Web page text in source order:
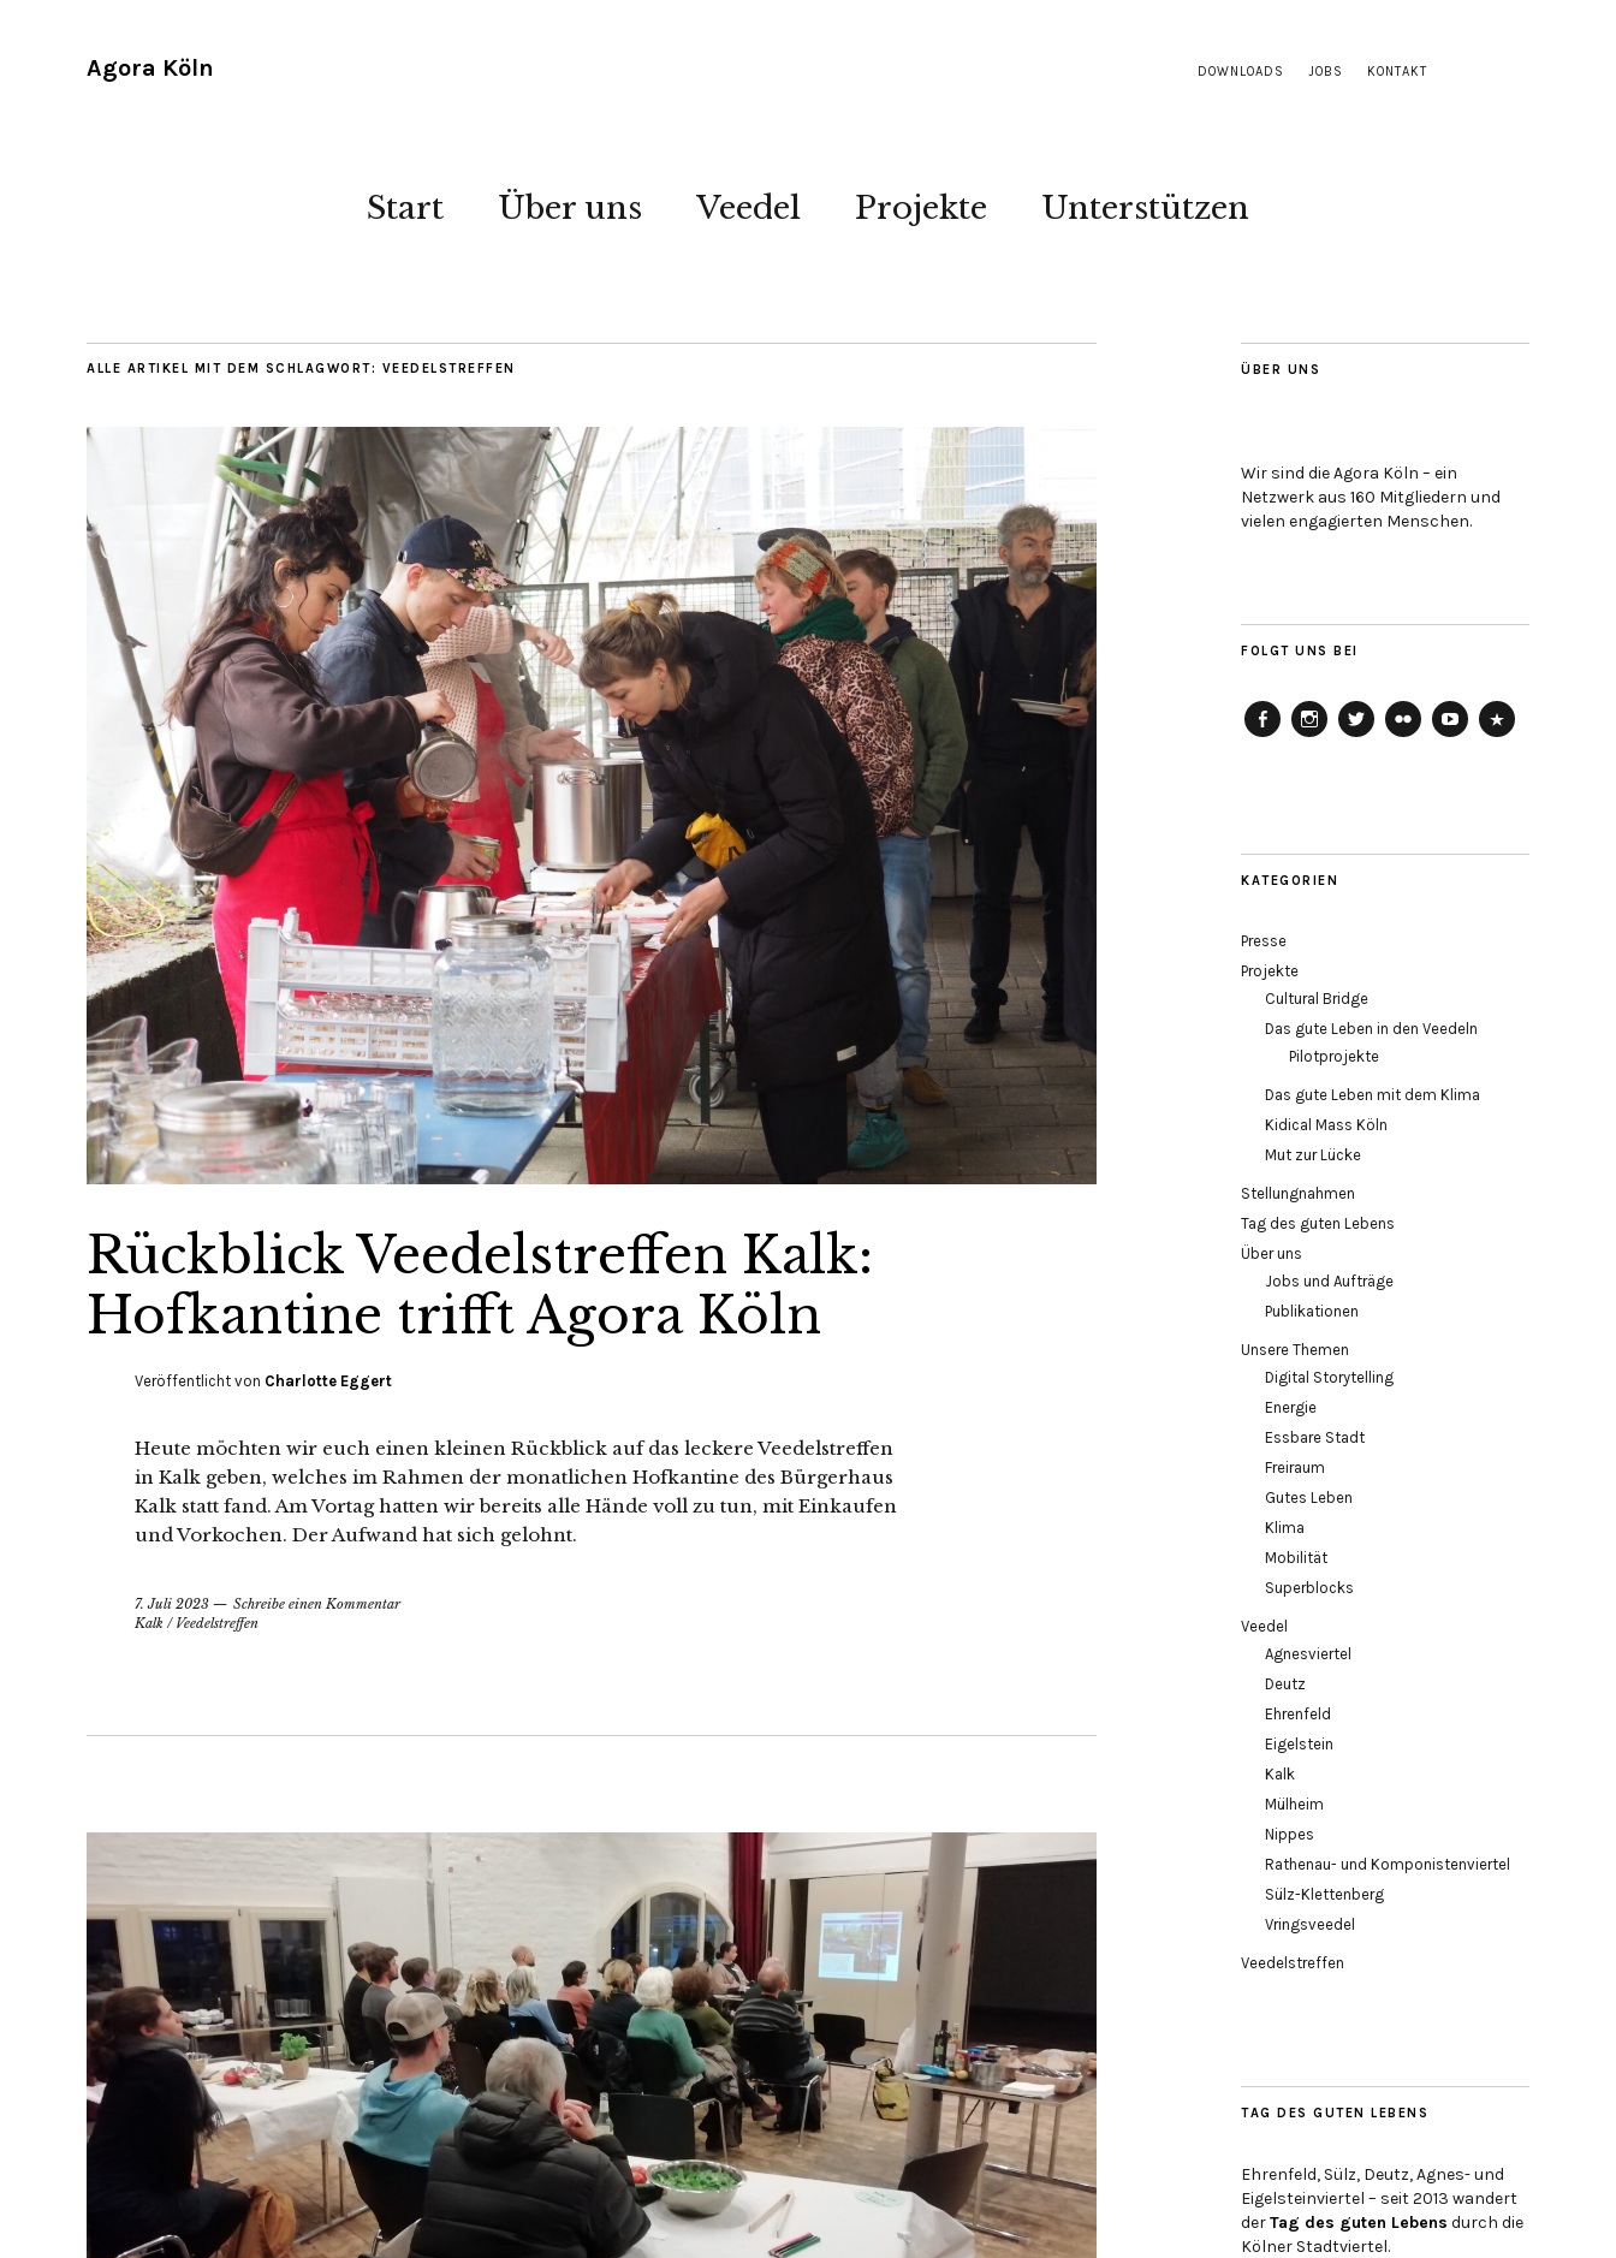
DOWNLOADS JOBS KONTAKT
Agora Köln
Start Über uns Veedel Projekte Unterstützen
ALLE ARTIKEL MIT DEM SCHLAGWORT: VEEDELSTREFFEN
Rückblick Veedelstreffen Kalk:
Hofkantine trifft Agora Köln
Veröffentlicht von Charlotte Eggert
Heute möchten wir euch einen kleinen Rückblick auf das leckere Veedelstreffen
in Kalk geben, welches im Rahmen der monatlichen Hofkantine des Bürgerhaus
Kalk statt fand. Am Vortag hatten wir bereits alle Hände voll zu tun, mit Einkaufen
und Vorkochen. Der Aufwand hat sich gelohnt.
7. Juli 2023
Schreibe einen Kommentar
Kalk / Veedelstreffen
ÜBER UNS
Wir sind die Agora Köln – ein
Netzwerk aus 160 Mitgliedern und
vielen engagierten Menschen.
FOLGT UNS BEI
KATEGORIEN
Presse
Projekte
Cultural Bridge
Das gute Leben in den Veedeln
Pilotprojekte
Das gute Leben mit dem Klima
Kidical Mass Köln
Mut zur Lücke
Stellungnahmen
Tag des guten Lebens
Über uns
Jobs und Aufträge
Publikationen
Unsere Themen
Digital Storytelling
Energie
Essbare Stadt
Freiraum
Gutes Leben
Klima
Mobilität
Superblocks
Veedel
Agnesviertel
Deutz
Ehrenfeld
Eigelstein
Kalk
Mülheim
Nippes
Rathenau- und Komponistenviertel
Sülz-Klettenberg
Vringsveedel
Veedelstreffen
TAG DES GUTEN LEBENS
Ehrenfeld, Sülz, Deutz, Agnes- und
Eigelsteinviertel – seit 2013 wandert
derTag des guten Lebens durch die
Kölner Stadtviertel.